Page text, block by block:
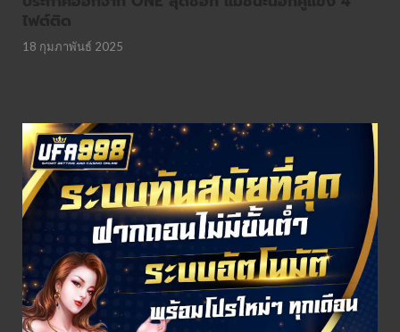
18 กุมภาพันธ์ 2025